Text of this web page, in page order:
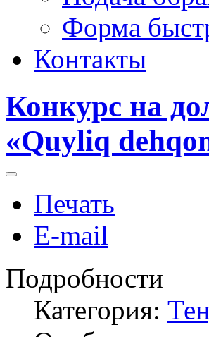
Форма
Контакты
Конкурс на
«Quyliq
Печать
E-mail
Подробности
Категория: